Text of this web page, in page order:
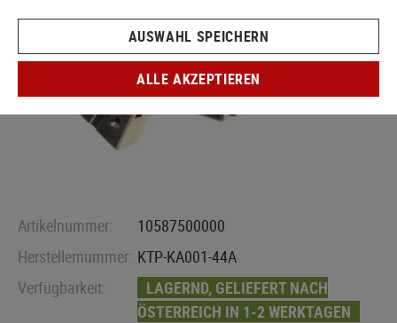
Artikelnummer:
10587500000
Herstellernummer: KTP-KA001-44A
Verfügbarkeit:
LAGERND, GELIEFERT NACH
ÖSTERREICH IN 1-2 WERKTAGEN
AUSWAHL SPEICHERN
ALLE AKZEPTIEREN